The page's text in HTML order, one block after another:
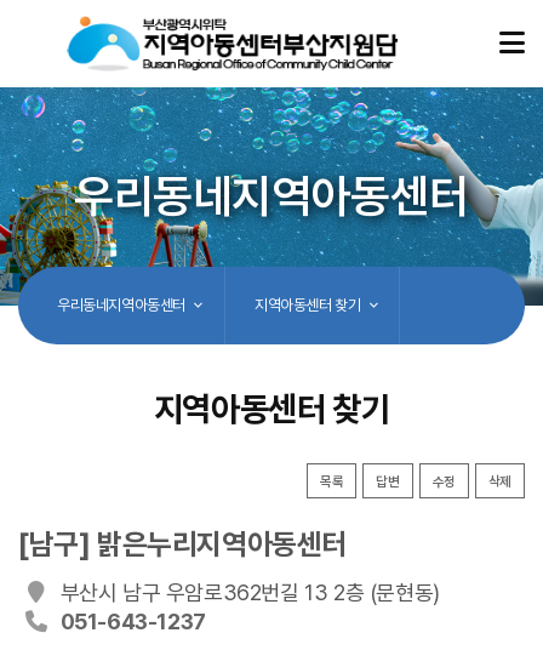
우리동네지역아동센터
우리동네지역아동센터 지역아동센터 찾기
지역아동센터 찾기
목록 답변 수정 삭제
[남구] 밝은누리지역아동센터
부산시 남구 우암로362번길 13 2층 (문현동)
051-643-1237